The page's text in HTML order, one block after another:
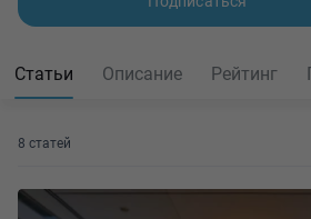
Статьи Описание Рейтинг
8 статей